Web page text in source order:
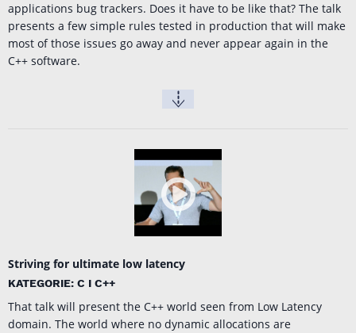
applications bug trackers. Does it have to be like that? The talk
presents a few simple rules tested in production that will make
most of those issues go away and never appear again in the
C++ software.
Striving for ultimate low latency
KATEGORIE: C I C++
That talk will present the C++ world seen from Low Latency
domain. The world where no dynamic allocations are